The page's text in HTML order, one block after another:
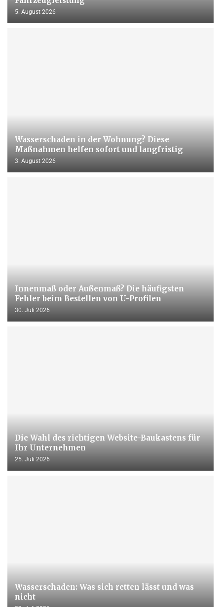
5. August 2026
Wasserschaden in der Wohnung? Diese
Maßnahmen helfen sofort und langfristig
3. August 2026
Innenmaß oder Außenmaß? Die häufigsten
Fehler beim Bestellen von U-Profilen
30. Juli 2026
Die Wahl des richtigen Website-Baukastens für
Ihr Unternehmen
25. Juli 2026
Wasserschaden: Was sich retten lässt und was
nicht